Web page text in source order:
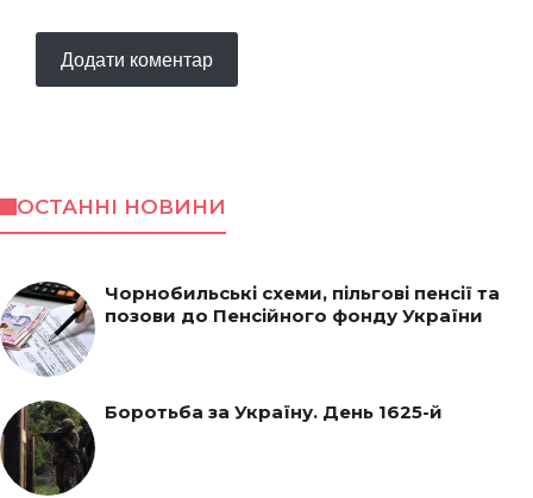
ОСТАННІ НОВИНИ
Чорнобильські схеми, пільгові пенсії та
позови до Пенсійного фонду України
Боротьба за Україну. День 1625-й